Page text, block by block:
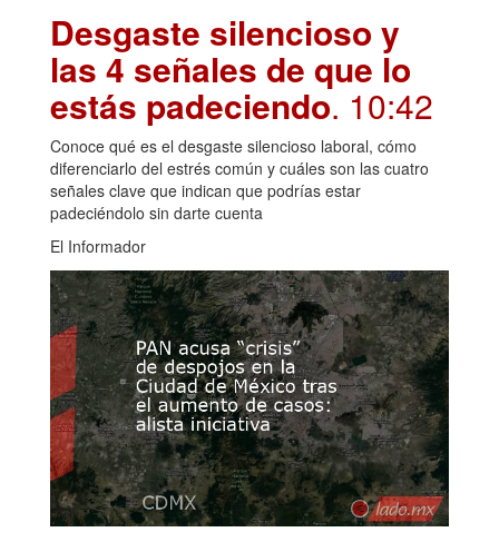
Desgaste silencioso y
las 4 señales de que lo
estás padeciendo. 10:42
Conoce qué es el desgaste silencioso laboral, cómo
diferenciarlo del estrés común y cuáles son las cuatro
señales clave que indican que podrías estar
padeciéndolo sin darte cuenta
El Informador